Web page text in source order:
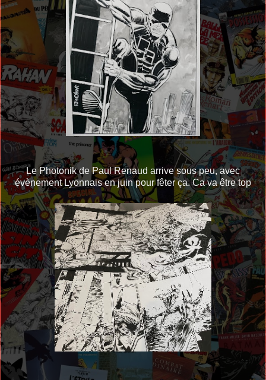
Le Photonik de Paul Renaud arrive sous peu, avec
évènement Lyonnais en juin pour fêter ça. Ca va être top